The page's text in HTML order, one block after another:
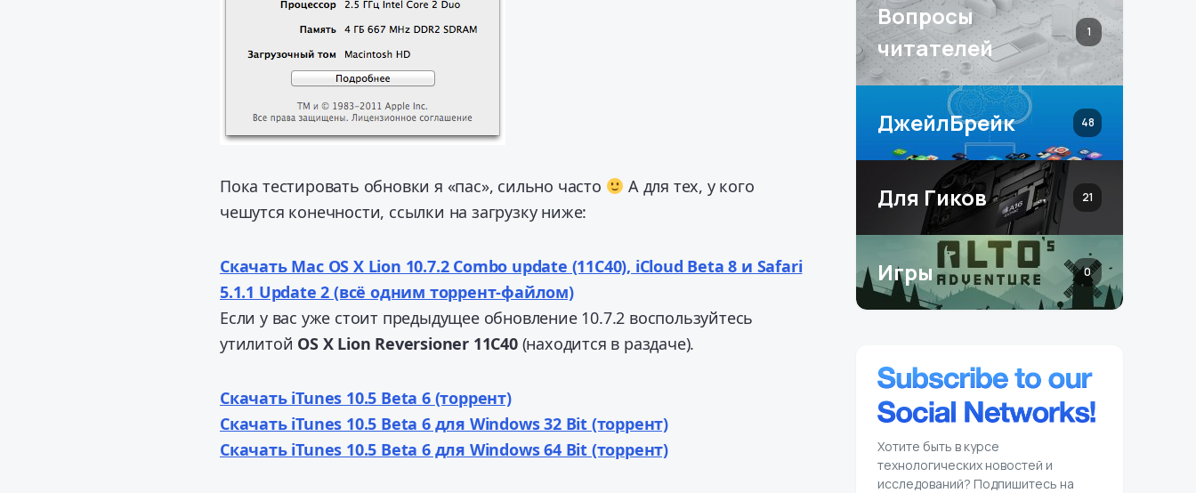
Пока тестировать обновки я «пас», сильно часто
А для тех, у кого
чешутся конечности, ссылки на загрузку ниже:
Скачать Mac OS X Lion 10.7.2 Combo update (11C40), iCloud Beta 8 и Safari
5.1.1 Update 2 (всё одним торрент-файлом)
Если у вас уже стоит предыдущее обновление 10.7.2 воспользуйтесь
утилитой OS X Lion Reversioner 11C40(находится в раздаче).
Скачать iTunes 10.5 Beta 6 (торрент)
Скачать iTunes 10.5 Beta 6 для Windows 32 Bit (торрент)
Скачать iTunes 10.5 Beta 6 для Windows 64 Bit (торрент)
Вопросы
читателей
1
ДжейлБрейк 48
Для Гиков 21
Игры 0
Хотите быть в курсе
технологических новостей и
исследований? Подпишитесь на